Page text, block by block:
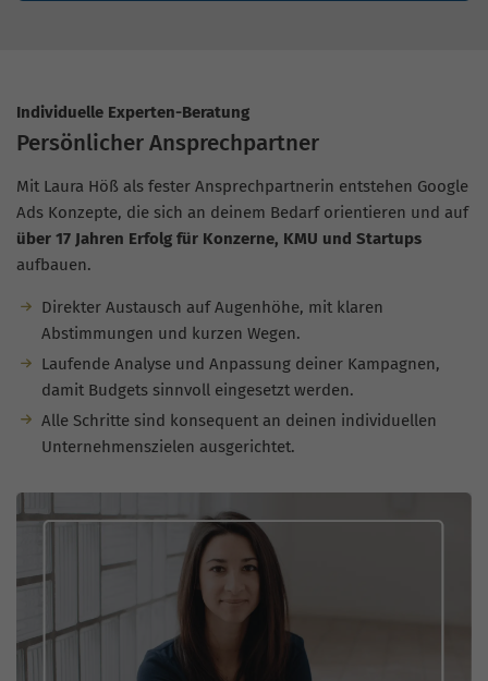
Individuelle Experten-Beratung
Persönlicher Ansprechpartner
Mit Laura Höß als fester Ansprechpartnerin entstehen Google
Ads Konzepte, die sich an deinem Bedarf orientieren und auf
über 17 Jahren Erfolg für Konzerne, KMU und Startups
aufbauen.
Direkter Austausch auf Augenhöhe, mit klaren
Abstimmungen und kurzen Wegen.
Laufende Analyse und Anpassung deiner Kampagnen,
damit Budgets sinnvoll eingesetzt werden.
Alle Schritte sind konsequent an deinen individuellen
Unternehmenszielen ausgerichtet.